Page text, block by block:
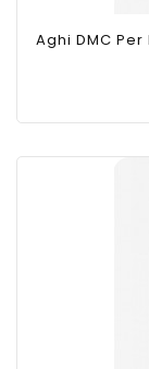
Aghi DMC